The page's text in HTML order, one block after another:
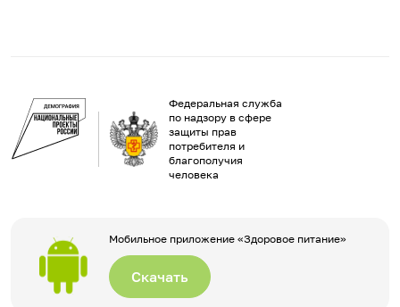
Федеральная служба
по надзору в сфере
защиты прав
потребителя и
благополучия
человека
Мобильное приложение «Здоровое питание»
Скачать